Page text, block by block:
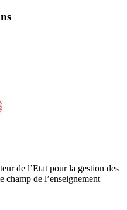
de l’Etat pour la gestion des
champ de l’enseignement